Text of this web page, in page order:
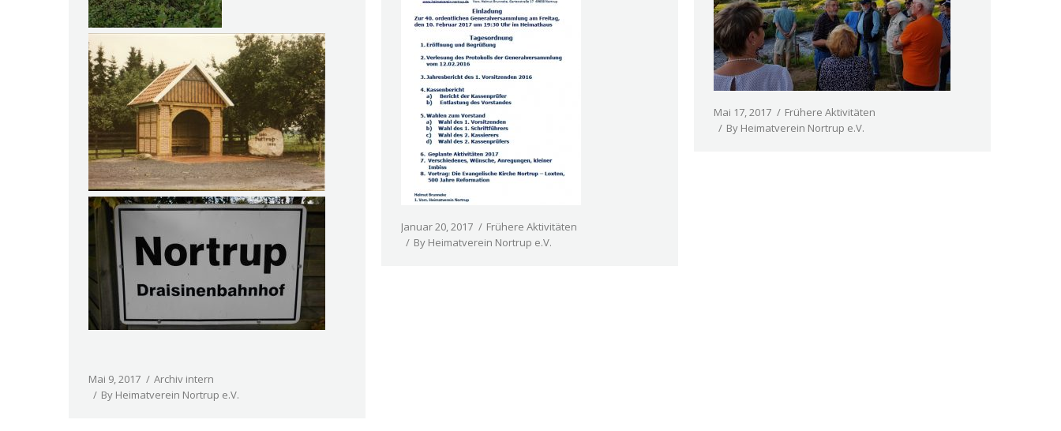
Mai 17, 2017
Frühere Aktivitäten
By Heimatverein Nortrup e.V.
Mai 9, 2017
Archiv intern
By Heimatverein Nortrup e.V.
Januar 20, 2017
Frühere Aktivitäten
By Heimatverein Nortrup e.V.